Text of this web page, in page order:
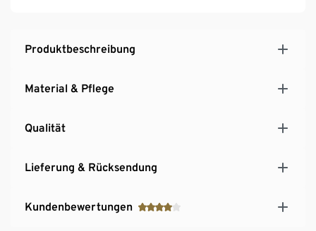
Produktbeschreibung
Material & Pflege
Qualität
Lieferung & Rücksendung
Kundenbewertungen